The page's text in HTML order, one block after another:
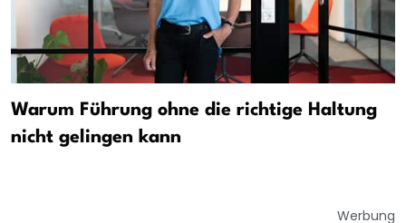
Warum Führung ohne die richtige Haltung
nicht gelingen kann
Werbung